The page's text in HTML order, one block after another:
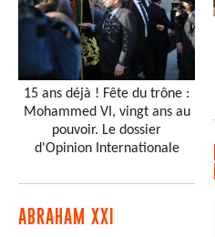
15 ans déjà ! Fête du trône :
Mohammed VI, vingt ans au
pouvoir. Le dossier
d'Opinion Internationale
ABRAHAM XXI